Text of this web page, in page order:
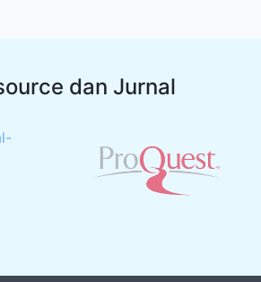
dan Jurnal